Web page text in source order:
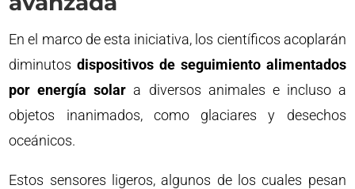
En el marco de esta iniciativa, los científicos acoplarán
diminutosdispositivos de seguimiento alimentados
por energía solar a diversos animales e incluso a
objetos inanimados, como glaciares y desechos
oceánicos.
Estos sensores ligeros, algunos de los cuales pesan